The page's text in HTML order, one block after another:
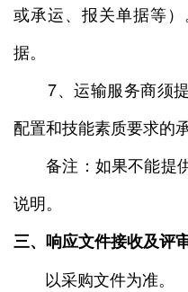
或承运、报关单据等
据。
7、运输服务商须提
配置和技能素质要求的
备注：如果不能提
说明。
三、响应文件接收及评
以采购文件为准。